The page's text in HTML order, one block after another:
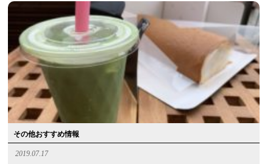
その他おすすめ情報
2019.07.17